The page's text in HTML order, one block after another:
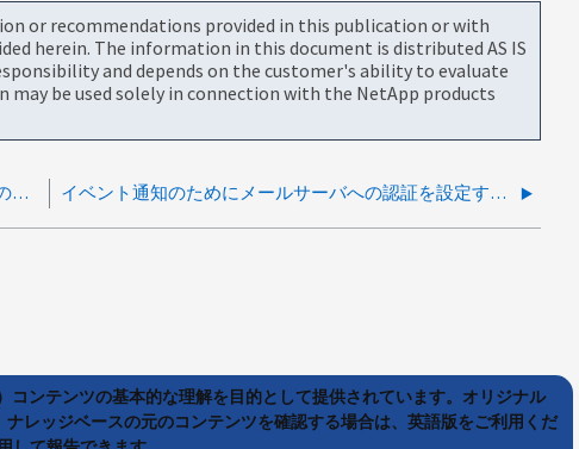
or recommendations provided in this publication or with
herein. The information in this document is distributed AS IS
and depends on the customer's ability to evaluate
be used solely in connection with the NetApp products
「wafl.vol.runningOutOfInodes" syslog / EMS event」のしきい値を変更することはできますか？ イベント通知のためにメールサーバへの認証を設定することはできますか。
ンテンツの基本的な理解を目的として提供されています。オリジナル
レッジベースの元のコンテンツを確認する場合は、英語版をご利用くだ